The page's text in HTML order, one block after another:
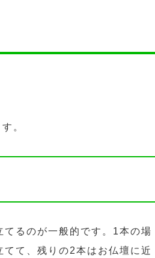
。
るのが一般的です。1本の場
て、残りの2本はお仏壇に近